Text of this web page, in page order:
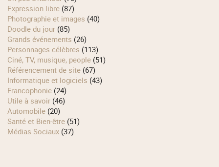
Expression libre (87)
Photographie et images (40)
Doodle du jour (85)
Grands événements (26)
Personnages célèbres (113)
Ciné, TV, musique, people (51)
Référencement de site (67)
Informatique et logiciels (43)
Francophonie (24)
Utile à savoir (46)
Automobile (20)
Santé et Bien-être (51)
Médias Sociaux (37)